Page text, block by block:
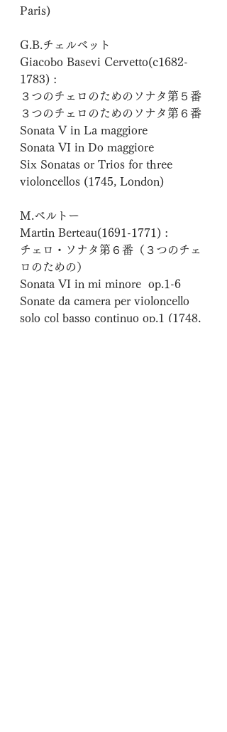
Paris)
G.B.チェルベット
Giacobo Basevi Cervetto(c1682-
1783) :
３つのチェロのためのソナタ第５番
３つのチェロのためのソナタ第６番
Sonata V in La maggiore
Sonata VI in Do maggiore
Six Sonatas or Trios for three
violoncellos (1745, London)
M.ベルトー
Martin Berteau(1691-1771) :
チェロ・ソナタ第６番（３つのチェ
ロのための）
Sonata VI in mi minore  op.1-6
Sonate da camera per violoncello
solo col basso continuo op.1 (1748,